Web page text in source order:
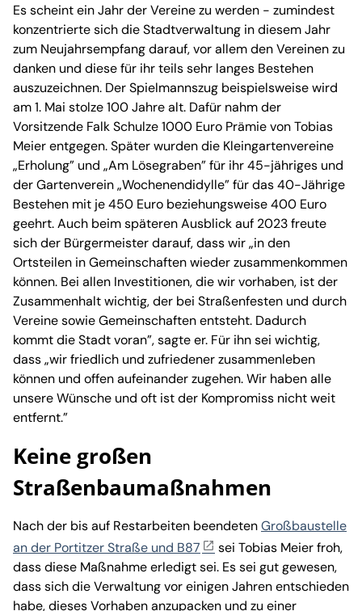
Es scheint ein Jahr der Vereine zu werden - zumindest
konzentrierte sich die Stadtverwaltung in diesem Jahr
zum Neujahrsempfang darauf, vor allem den Vereinen zu
danken und diese für ihr teils sehr langes Bestehen
auszuzeichnen. Der Spielmannszug beispielsweise wird
am 1. Mai stolze 100 Jahre alt. Dafür nahm der
Vorsitzende Falk Schulze 1000 Euro Prämie von Tobias
Meier entgegen. Später wurden die Kleingartenvereine
„Erholung” und „Am Lösegraben” für ihr 45-jähriges und
der Gartenverein „Wochenendidylle” für das 40-Jährige
Bestehen mit je 450 Euro beziehungsweise 400 Euro
geehrt. Auch beim späteren Ausblick auf 2023 freute
sich der Bürgermeister darauf, dass wir „in den
Ortsteilen in Gemeinschaften wieder zusammenkommen
können. Bei allen Investitionen, die wir vorhaben, ist der
Zusammenhalt wichtig, der bei Straßenfesten und durch
Vereine sowie Gemeinschaften entsteht. Dadurch
kommt die Stadt voran”, sagte er. Für ihn sei wichtig,
dass „wir friedlich und zufriedener zusammenleben
können und offen aufeinander zugehen. Wir haben alle
unsere Wünsche und oft ist der Kompromiss nicht weit
entfernt.”
Keine großen
Straßenbaumaßnahmen
Nach der bis auf Restarbeiten beendetenGroßbaustelle
an der Portitzer Straße und B87
sei Tobias Meier froh,
dass diese Maßnahme erledigt sei. Es sei gut gewesen,
dass sich die Verwaltung vor einigen Jahren entschieden
habe, dieses Vorhaben anzupacken und zu einer